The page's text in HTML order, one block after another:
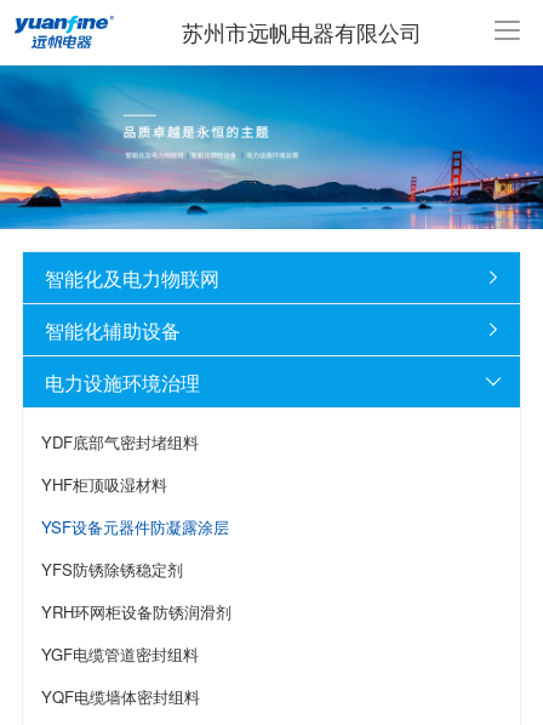
苏州市远帆电器有限公司
智能化及电力物联网 
智能化辅助设备 
电力设施环境治理 
YDF底部气密封堵组料
YHF柜顶吸湿材料
YSF设备元器件防凝露涂层
YFS防锈除锈稳定剂
YRH环网柜设备防锈润滑剂
YGF电缆管道密封组料
YQF电缆墙体密封组料